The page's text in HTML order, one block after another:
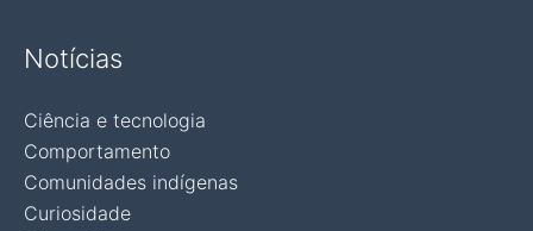
Notícias
Ciência e tecnologia
Comportamento
Comunidades indígenas
Curiosidade